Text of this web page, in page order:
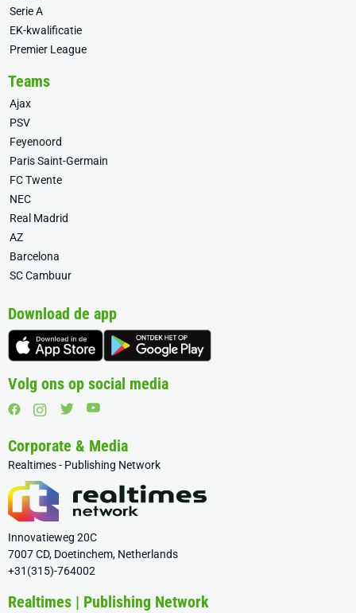
Serie A
EK-kwalificatie
Premier League
Teams
Ajax
PSV
Feyenoord
Paris Saint-Germain
FC Twente
NEC
Real Madrid
AZ
Barcelona
SC Cambuur
Download de app
Volg ons op social media
Corporate & Media
Realtimes - Publishing Network
Innovatieweg 20C
7007 CD, Doetinchem, Netherlands
+31(315)-764002
Realtimes | Publishing Network